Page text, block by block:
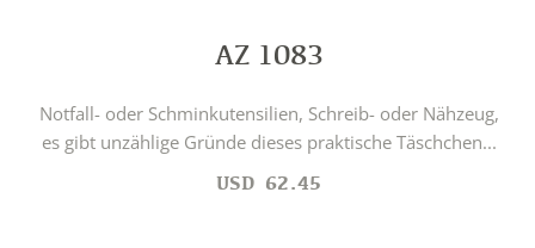
AZ 1083
Notfall- oder Schminkutensilien, Schreib- oder Nähzeug,
es gibt unzählige Gründe dieses praktische Täschchen...
USD 62.45